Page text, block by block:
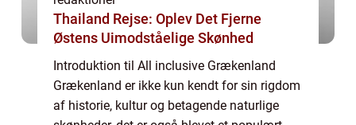
Thailand Rejse: Oplev Det Fjerne
Østens Uimodståelige Skønhed
Introduktion til All inclusive Grækenland
Grækenland er ikke kun kendt for sin rigdom
af historie, kultur og betagende naturlige